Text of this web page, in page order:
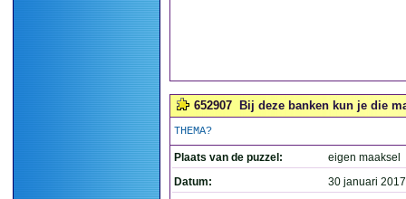
652907 Bij deze banken kun je die
THEMA?
Plaats van de puzzel:
eigen maaksel
Datum:
30 januari